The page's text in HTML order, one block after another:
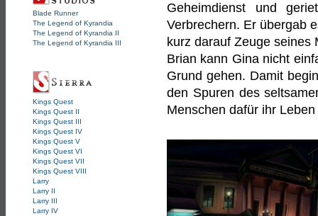
Blade Runner
The Legend of Kyrandia
The Legend of Kyrandia II
The Legend of Kyrandia III
Kings Quest
Kings Quest II
Kings Quest III
Kings Quest IV
Kings Quest V
Kings Quest VI
Kings Quest VII
Kings Quest VIII
Larry
Larry II
Larry III
Larry IV
Geheimdienst und
Verbrechern. Er übergab
kurz darauf Zeuge seines
Brian kann Gina nicht
Grund gehen. Damit
den Spuren des
Menschen dafür ihr